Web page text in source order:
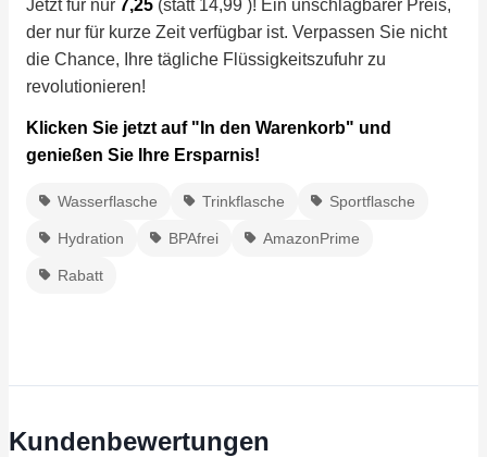
Jetzt für nur 7,25 (statt 14,99 )! Ein unschlagbarer Preis,
der nur für kurze Zeit verfügbar ist. Verpassen Sie nicht
die Chance, Ihre tägliche Flüssigkeitszufuhr zu
revolutionieren!
Klicken Sie jetzt auf "In den Warenkorb" und
genießen Sie Ihre Ersparnis!
Wasserflasche Trinkflasche Sportflasche
Hydration BPAfrei AmazonPrime
Rabatt
Kundenbewertungen